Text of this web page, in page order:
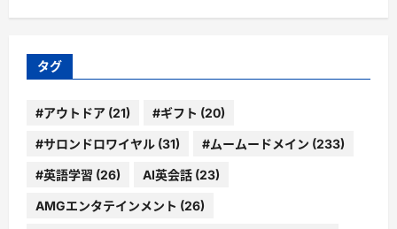
ゴ
ー
タグ
#アウトドア (21) #ギフト (20)
#サロンドロワイヤル (31) #ムームードメイン (233)
#英語学習 (26) AI英会話 (23)
AMGエンタテインメント (26)